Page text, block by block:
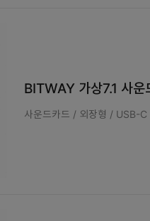
BITWAY 가상7.1 사운
사운드카드 / 외장형 / USB-